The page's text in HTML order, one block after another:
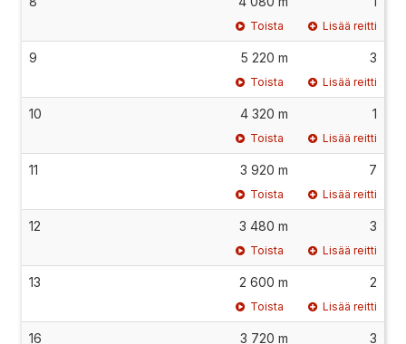
Toista Lisää reitti
9 5 220 m 3
Toista Lisää reitti
10 4 320 m 1
Toista Lisää reitti
11 3 920 m 7
Toista Lisää reitti
12 3 480 m 3
Toista Lisää reitti
13 2 600 m 2
Toista Lisää reitti
16 3 720 m 3